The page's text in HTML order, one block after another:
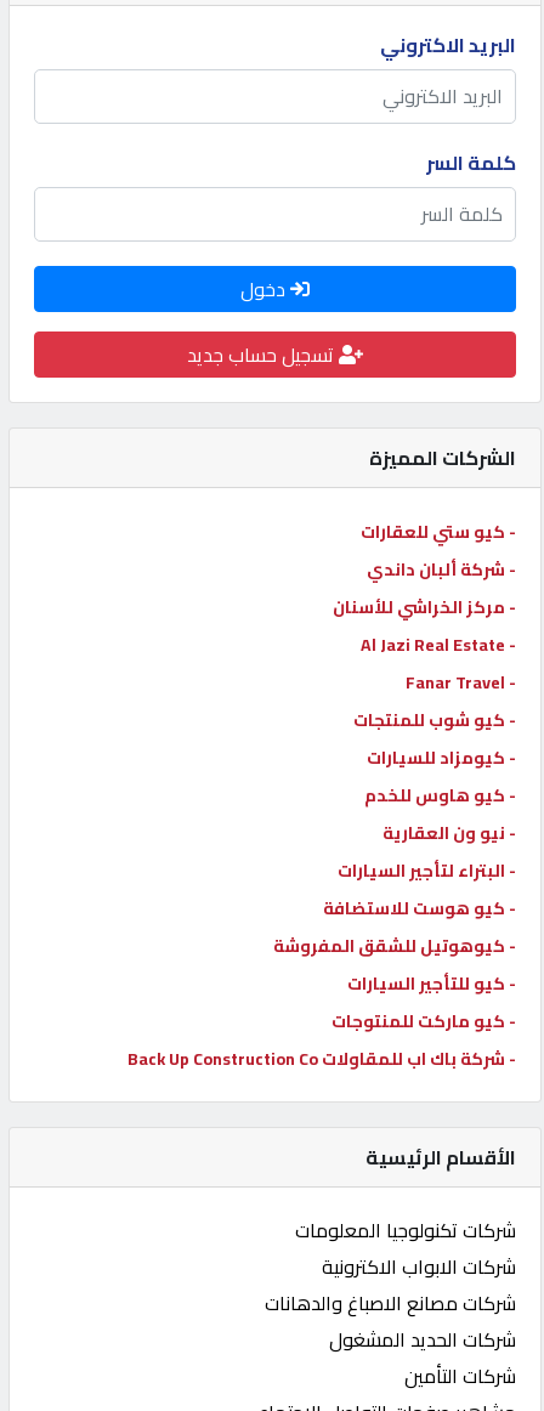
المنتدى
كيو
مزاد
كيو
نمبر
كارز
كيو
ماركت
الدليل
القطري
POWERED
QHOST
البريد الاكتروني
كلمة السر
دخول
تسجيل حساب جديد
الشركات المميزة
- كيو ستي للعقارات
- شركة ألبان داندي
- مركز الخراشي للأسنان
- Al Jazi Real Estate
- Fanar Travel
- كيو شوب للمنتجات
- كيومزاد للسيارات
- كيو هاوس للخدم
- نيو ون العقارية
- البتراء لتأجير السيارات
- كيو هوست للاستضافة
- كيوهوتيل للشقق المفروشة
- كيو للتأجير السيارات
- كيو ماركت للمنتوجات
- شركة باك اب للمقاولات Back Up Construction Co
الأقسام الرئيسية
شركات تكنولوجيا المعلومات
شركات الابواب الاكترونية
شركات مصانع الاصباغ والدهانات
شركات الحديد المشغول
شركات التأمين